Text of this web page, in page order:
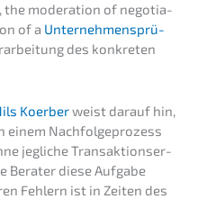
, the modera­ti­on of negotia­
of a Unter­neh­mens­prü­
des konkre­ten
Koerberweist darauf hin,
einem Nachfol­ge­pro­zess
jegli­che Trans­ak­ti­ons­er­
Berater diese Aufga­be
Fehlern ist in Zeiten des